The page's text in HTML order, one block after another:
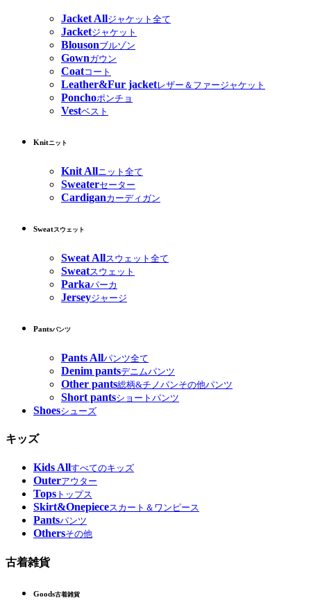
Jacket Allジャケット全て
Jacketジャケット
Blousonブルゾン
Gownガウン
Coatコート
Leather&Fur jacketレザー＆ファージャケット
Ponchoポンチョ
Vestベスト
Knitニット
Knit Allニット全て
Sweaterセーター
Cardiganカーディガン
Sweatスウェット
Sweat Allスウェット全て
Sweatスウェット
Parkaパーカ
Jerseyジャージ
Pantsパンツ
Pants Allパンツ全て
Denim pantsデニムパンツ
Other pants総柄&チノパンその他パンツ
Short pantsショートパンツ
Shoesシューズ
キッズ
Kids Allすべてのキッズ
Outerアウター
Tops トップス
Skirt&Onepieceスカート＆ワンピース
Pantsパンツ
Othersその他
古着雑貨
Goods古着雑貨